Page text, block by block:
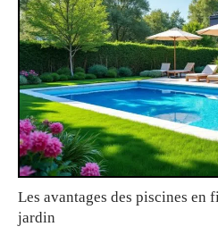
Les avantages des piscines en
jardin